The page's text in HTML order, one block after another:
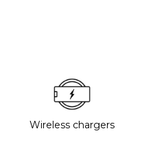
Wireless chargers